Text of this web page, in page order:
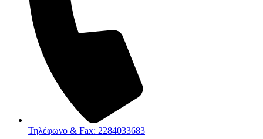
Τηλέφωνο & Fax: 2284033683